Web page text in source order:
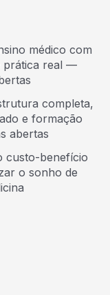
médico com
prática real —
completa,
e formação
abertas
custo-benefício
o sonho de